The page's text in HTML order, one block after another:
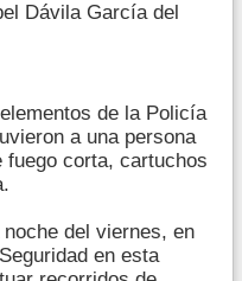
Dávila García del
de la Policía
a una persona
fuego corta, cartuchos
del viernes, en
en esta